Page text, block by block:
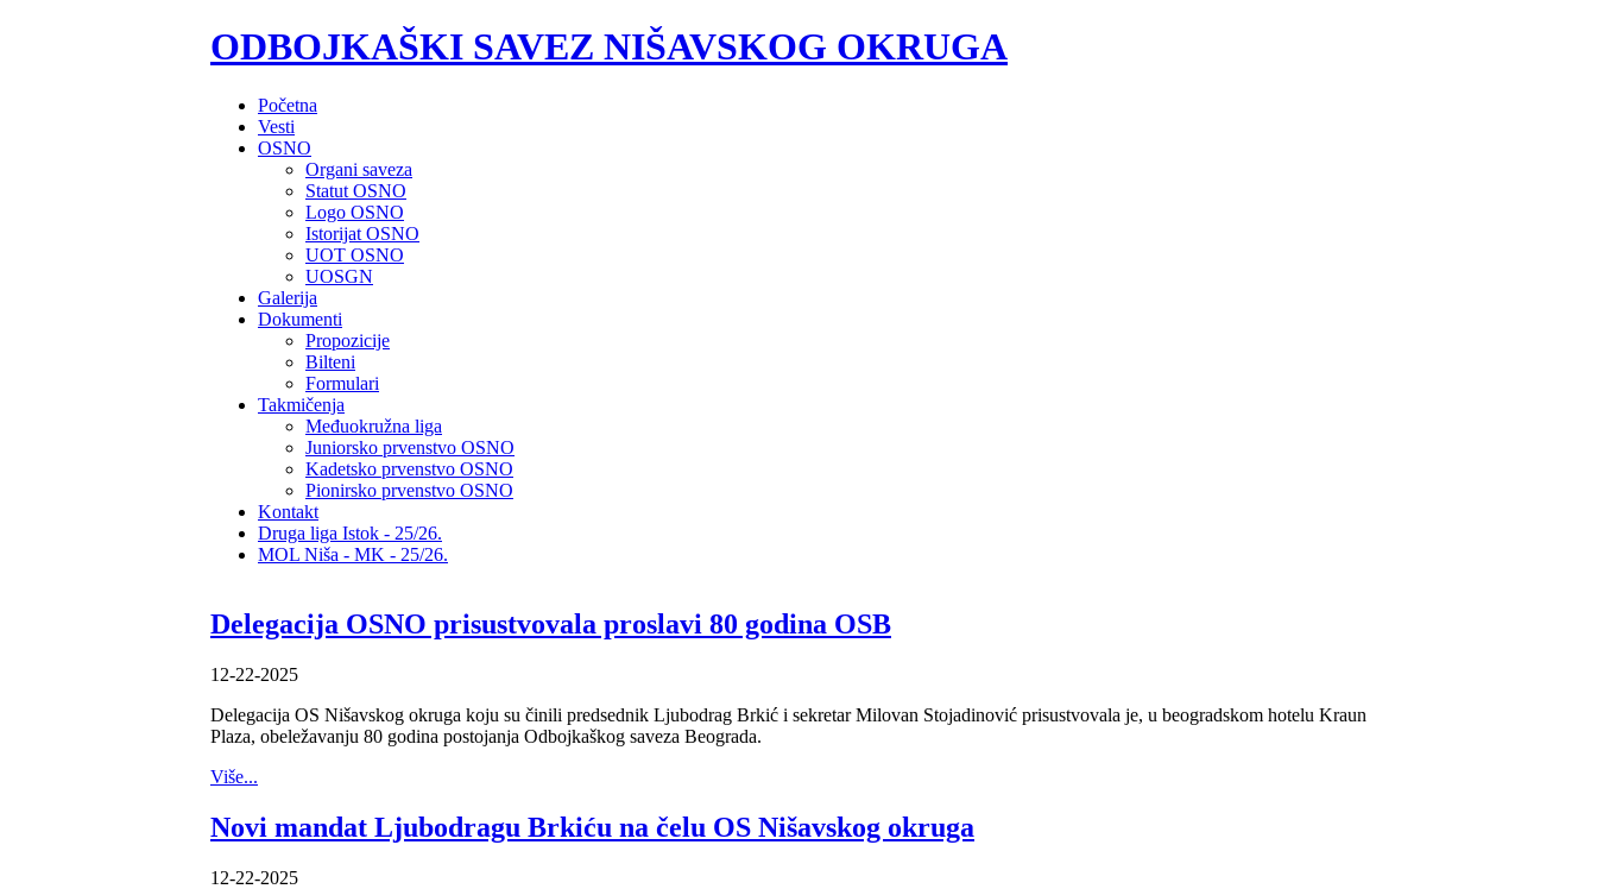
ODBOJKAŠKI SAVEZ NIŠAVSKOG OKRUGA
Početna
Vesti
OSNO
Organi saveza
Statut OSNO
Logo OSNO
Istorijat OSNO
UOT OSNO
UOSGN
Galerija
Dokumenti
Propozicije
Bilteni
Formulari
Takmičenja
Međuokružna liga
Juniorsko prvenstvo OSNO
Kadetsko prvenstvo OSNO
Pionirsko prvenstvo OSNO
Kontakt
Druga liga Istok - 25/26.
MOL Niša - MK - 25/26.
Delegacija OSNO prisustvovala proslavi 80 godina OSB
12-22-2025
Delegacija OS Nišavskog okruga koju su činili predsednik Ljubodrag Brkić i sekretar Milovan Stojadinović prisustvovala je, u beogradskom hotelu Kraun
Plaza, obeležavanju 80 godina postojanja Odbojkaškog saveza Beograda.
Više...
Novi mandat Ljubodragu Brkiću na čelu OS Nišavskog okruga
12-22-2025